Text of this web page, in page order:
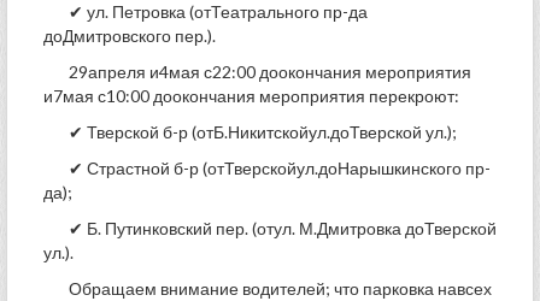
✔ ул. Петровка (отТеатрального пр-да
доДмитровского пер.).
29апреля и4мая с22:00 доокончания мероприятия
и7мая с10:00 доокончания мероприятия перекроют:
✔ Тверской б-р (отБ.Никитскойул.доТверской ул.);
✔ Страстной б-р (отТверскойул.доНарышкинского пр-
да);
✔ Б. Путинковский пер. (отул. М.Дмитровка доТверской
ул.).
Обращаем внимание водителей; что парковка навсех